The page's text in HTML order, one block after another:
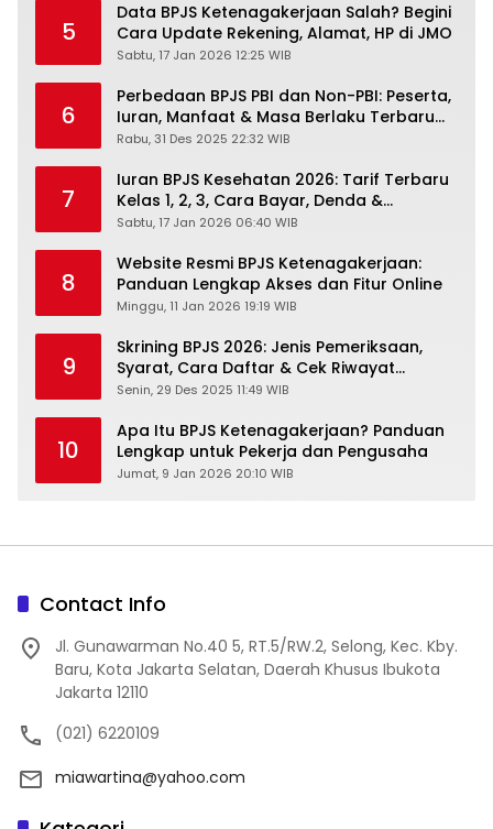
5
Data BPJS Ketenagakerjaan Salah? Begini
Cara Update Rekening, Alamat, HP di JMO
Sabtu, 17 Jan 2026 12:25 WIB
6
Perbedaan BPJS PBI dan Non-PBI: Peserta,
Iuran, Manfaat & Masa Berlaku Terbaru
2026
Rabu, 31 Des 2025 22:32 WIB
7
Iuran BPJS Kesehatan 2026: Tarif Terbaru
Kelas 1, 2, 3, Cara Bayar, Denda &
Panduan Lengkap Peserta JKN-KIS
Sabtu, 17 Jan 2026 06:40 WIB
8
Website Resmi BPJS Ketenagakerjaan:
Panduan Lengkap Akses dan Fitur Online
Minggu, 11 Jan 2026 19:19 WIB
9
Skrining BPJS 2026: Jenis Pemeriksaan,
Syarat, Cara Daftar & Cek Riwayat
Kesehatan Gratis
Senin, 29 Des 2025 11:49 WIB
10
Apa Itu BPJS Ketenagakerjaan? Panduan
Lengkap untuk Pekerja dan Pengusaha
Jumat, 9 Jan 2026 20:10 WIB
Contact Info
Jl. Gunawarman No.40 5, RT.5/RW.2, Selong, Kec. Kby.
Baru, Kota Jakarta Selatan, Daerah Khusus Ibukota
Jakarta 12110
(021) 6220109
miawartina@yahoo.com